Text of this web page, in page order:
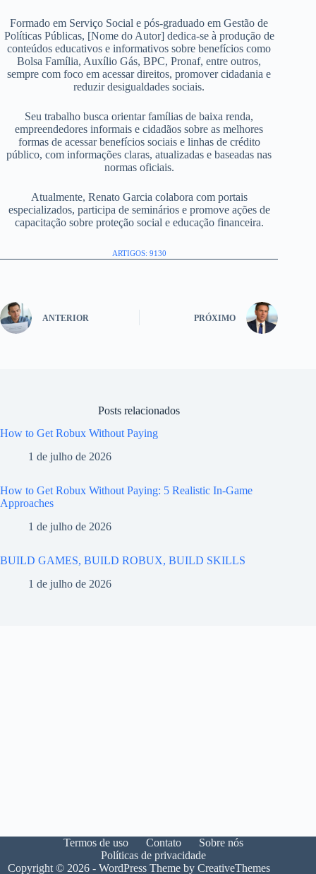
Formado em Serviço Social e pós-graduado em Gestão de
Políticas Públicas, [Nome do Autor] dedica-se à produção de
conteúdos educativos e informativos sobre benefícios como
Bolsa Família, Auxílio Gás, BPC, Pronaf, entre outros,
sempre com foco em acessar direitos, promover cidadania e
reduzir desigualdades sociais.
Seu trabalho busca orientar famílias de baixa renda,
empreendedores informais e cidadãos sobre as melhores
formas de acessar benefícios sociais e linhas de crédito
público, com informações claras, atualizadas e baseadas nas
normas oficiais.
Atualmente, Renato Garcia colabora com portais
especializados, participa de seminários e promove ações de
capacitação sobre proteção social e educação financeira.
ARTIGOS: 9130
ANTERIOR PRÓXIMO
Posts relacionados
How to Get Robux Without Paying
1 de julho de 2026
How to Get Robux Without Paying: 5 Realistic In-Game
Approaches
1 de julho de 2026
BUILD GAMES, BUILD ROBUX, BUILD SKILLS
1 de julho de 2026
Termos de uso Contato
Sobre nós
Políticas de privacidade
Copyright © 2026 - WordPress Theme byCreativeThemes